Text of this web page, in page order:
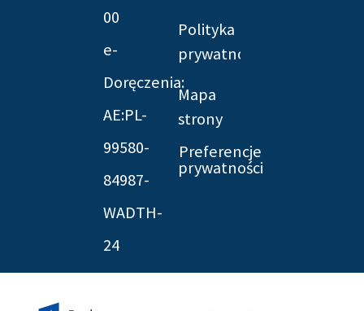
00
e-
Doręczenia:
AE:PL-
99580-
84987-
WADTH-
24
Polityka
prywatności
Mapa
strony
Preferencje
prywatności